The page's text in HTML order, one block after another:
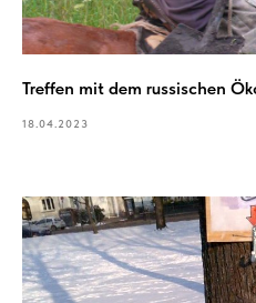
Treffen mit dem russischen
18.04.2023